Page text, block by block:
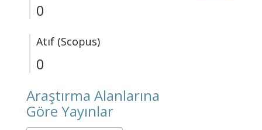
0
Atıf (Scopus)
0
Araştırma Alanlarına
Göre Yayınlar